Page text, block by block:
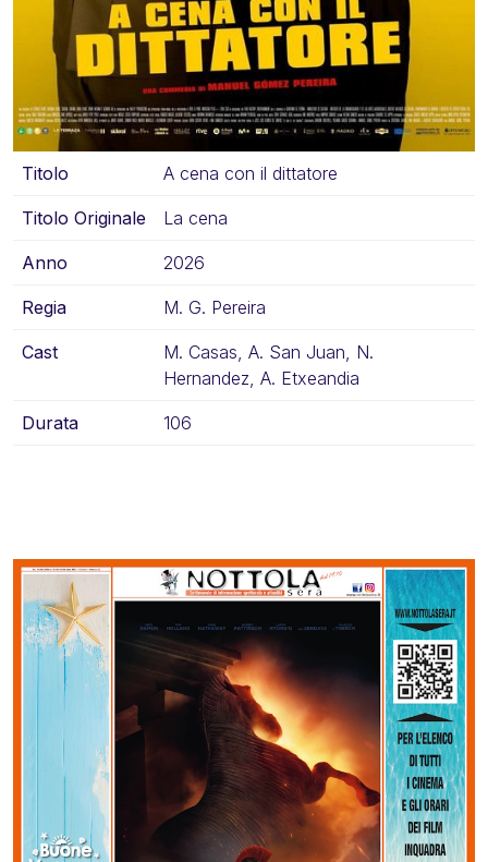
Titolo A cena con il dittatore
Titolo Originale La cena
Anno 2026
Regia M. G. Pereira
Cast
M. Casas, A. San Juan, N.
Hernandez, A. Etxeandia
Durata 106